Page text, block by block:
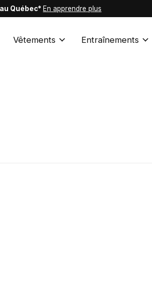
Québec* En apprendre plus
Vêtements Entraînements